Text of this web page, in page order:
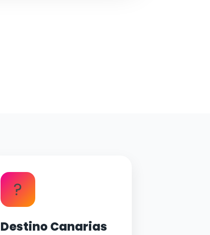
?
Destino Canarias